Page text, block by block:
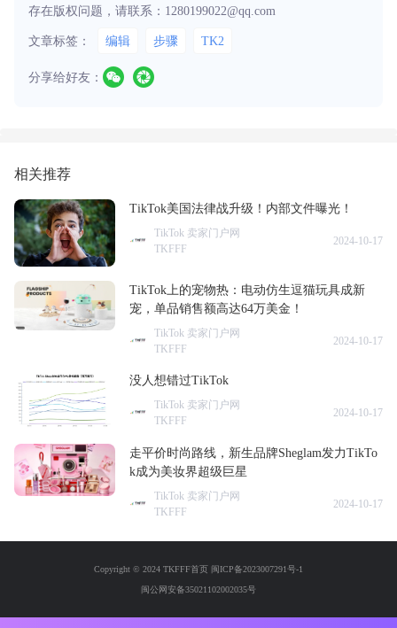
存在版权问题，请联系：1280199022@qq.com
文章标签： 编辑 步骤 TK2
分享给好友：
相关推荐
TikTok美国法律战升级！内部文件曝光！
TikTok 卖家门户网
TKFFF
2024-10-17
TikTok上的宠物热：电动仿生逗猫玩具成新
宠，单品销售额高达64万美金！
TikTok 卖家门户网
TKFFF
2024-10-17
没人想错过TikTok
TikTok 卖家门户网
TKFFF
2024-10-17
走平价时尚路线，新生品牌Sheglam发力TikTo
k成为美妆界超级巨星
TikTok 卖家门户网
TKFFF
2024-10-17
Copyright © 2024 TKFFF首页 闽ICP备2023007291号-1
闽公网安备35021102002035号